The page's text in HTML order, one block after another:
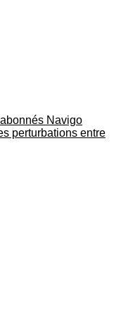
Navigo
perturbations entre